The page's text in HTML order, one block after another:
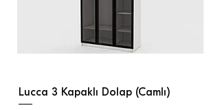
Lucca 3 Kapaklı Dolap (Camlı)